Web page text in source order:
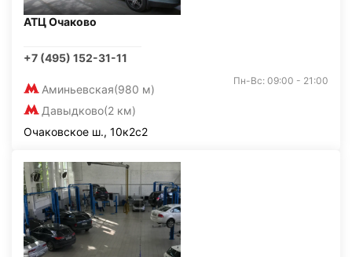
АТЦ Очаково
+7 (495) 152-31-11
Аминьевская(980 м)
Давыдково(2 км)
Пн-Вс: 09:00 - 21:00
Очаковское ш., 10к2с2